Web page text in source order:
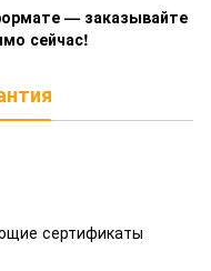
— заказывайте
сейчас!
сертификаты